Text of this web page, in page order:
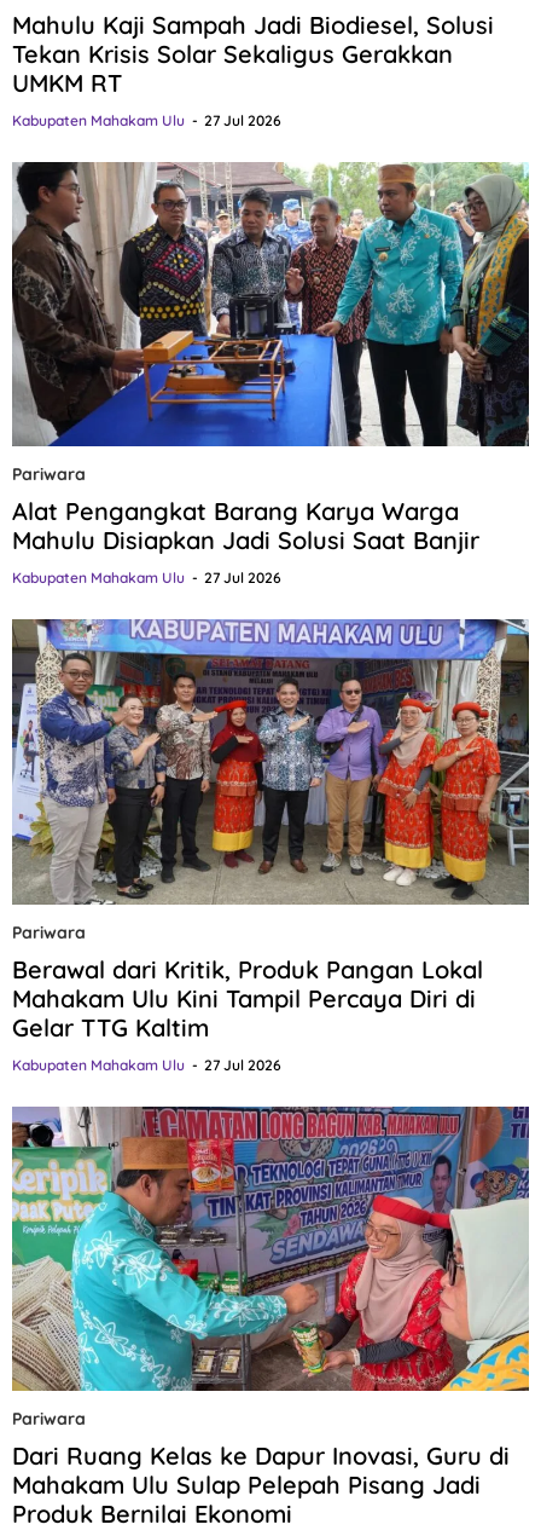
Mahulu Kaji Sampah Jadi Biodiesel, Solusi
Tekan Krisis Solar Sekaligus Gerakkan
UMKM RT
Kabupaten Mahakam Ulu 27 Jul 2026
Pariwara
Alat Pengangkat Barang Karya Warga
Mahulu Disiapkan Jadi Solusi Saat Banjir
Kabupaten Mahakam Ulu 27 Jul 2026
Pariwara
Berawal dari Kritik, Produk Pangan Lokal
Mahakam Ulu Kini Tampil Percaya Diri di
Gelar TTG Kaltim
Kabupaten Mahakam Ulu 27 Jul 2026
Pariwara
Dari Ruang Kelas ke Dapur Inovasi, Guru di
Mahakam Ulu Sulap Pelepah Pisang Jadi
Produk Bernilai Ekonomi